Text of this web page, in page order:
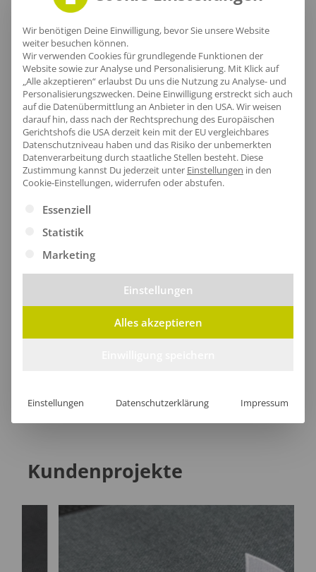
Komfortable Schultergurte
Die Schultergurte dieses Kurier-Rucksacks sind aus
robustem 100% Polyester gefertigt, bieten hohe
Belastbarkeit bei minimalem Eigengewicht und
sorgen für komfortables Tragen auch bei längerer
Nutzung.
Größentabelle
Lieferzeit
Kundenprojekte
Wir benötigen Deine Einwilligung, bevor Sie unsere Website
weiter besuchen können.
Wir verwenden Cookies für grundlegende Funktionen der
Website sowie zur Analyse und Personalisierung. Mit Klick auf
„Alle akzeptieren“ erlaubst Du uns die Nutzung zu Analyse- und
Personalisierungszwecken. Deine Einwilligung erstreckt sich auch
auf die Datenübermittlung an Anbieter in den USA. Wir weisen
darauf hin, dass nach der Rechtsprechung des Europäischen
Gerichtshofs die USA derzeit kein mit der EU vergleichbares
Datenschutzniveau haben und das Risiko der unbemerkten
Datenverarbeitung durch staatliche Stellen besteht. Diese
Zustimmung kannst Du jederzeit unter Einstellungen in den
Cookie-Einstellungen, widerrufen oder abstufen.
Es folgt eine Liste der Service-Gruppen, für die eine
Essenziell
Statistik
Marketing
Einstellungen
Alles akzeptieren
Einstellungen Datenschutzerklärung Impressum